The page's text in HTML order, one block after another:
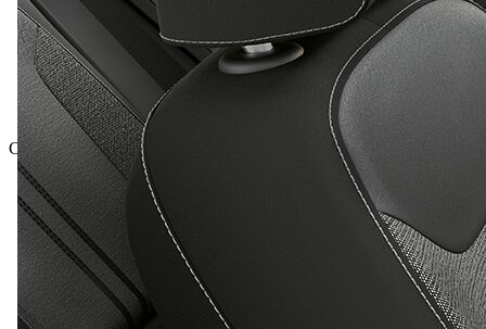
Celková cena vrátane DPH